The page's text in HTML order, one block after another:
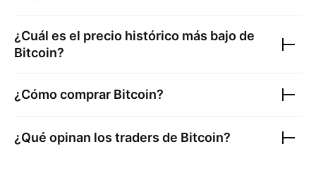
¿Cuál es el precio histórico más bajo de
Bitcoin?
¿Cómo comprar Bitcoin?
¿Qué opinan los traders de Bitcoin?